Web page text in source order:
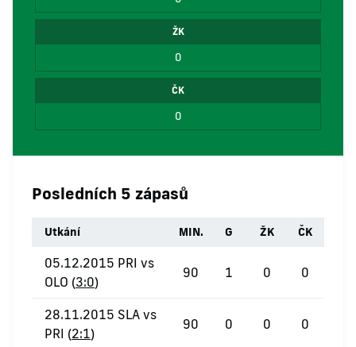
ŽK
0
ČK
0
Posledních 5 zápasů
Utkání MIN. G ŽK ČK
05.12.2015 PRI vs
OLO (3:0)
90 1 0 0
28.11.2015 SLA vs
PRI (2:1)
90 0 0 0